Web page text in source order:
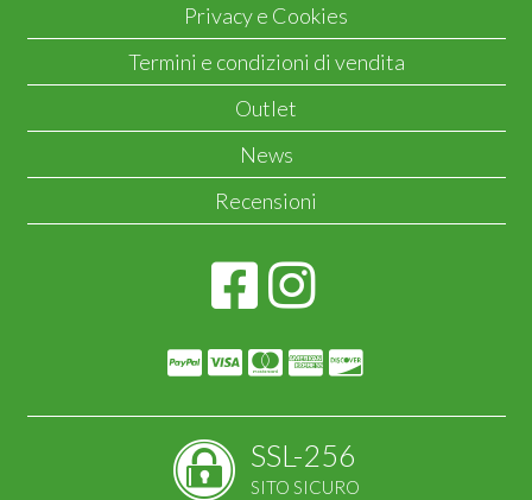
Privacy e Cookies
Termini e condizioni di vendita
Outlet
News
Recensioni
SSL-256
SITO SICURO